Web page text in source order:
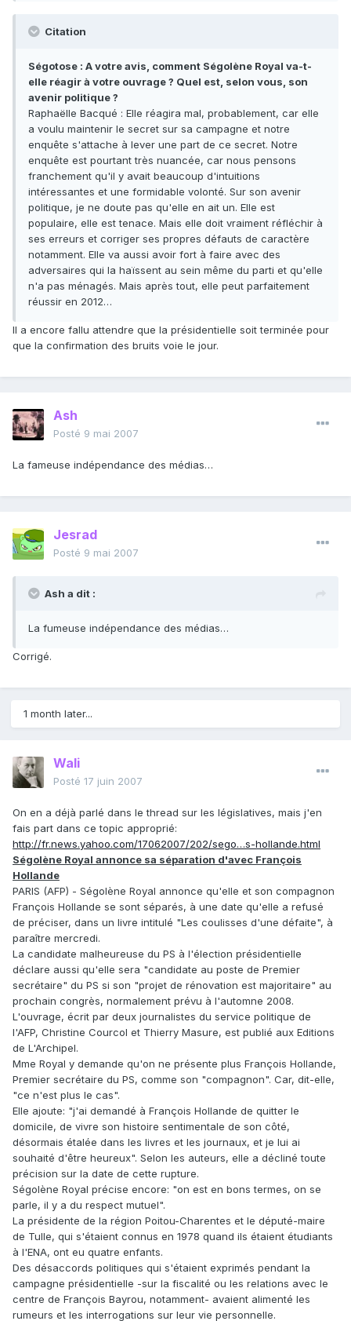
Citation
Ségotose : A votre avis, comment Ségolène Royal va-t-
elle réagir à votre ouvrage ? Quel est, selon vous, son
avenir politique ?
Raphaëlle Bacqué : Elle réagira mal, probablement, car elle
a voulu maintenir le secret sur sa campagne et notre
enquête s'attache à lever une part de ce secret. Notre
enquête est pourtant très nuancée, car nous pensons
franchement qu'il y avait beaucoup d'intuitions
intéressantes et une formidable volonté. Sur son avenir
politique, je ne doute pas qu'elle en ait un. Elle est
populaire, elle est tenace. Mais elle doit vraiment réfléchir à
ses erreurs et corriger ses propres défauts de caractère
notamment. Elle va aussi avoir fort à faire avec des
adversaires qui la haïssent au sein même du parti et qu'elle
n'a pas ménagés. Mais après tout, elle peut parfaitement
réussir en 2012…
Il a encore fallu attendre que la présidentielle soit terminée pour
que la confirmation des bruits voie le jour.
Ash
Posté 9 mai 2007
La fameuse indépendance des médias…
Jesrad
Posté 9 mai 2007
Ash a dit :
La fumeuse indépendance des médias…
Corrigé.
1 month later...
Wali
Posté 17 juin 2007
On en a déjà parlé dans le thread sur les législatives, mais j'en
fais part dans ce topic approprié:
http://fr.news.yahoo.com/17062007/202/sego…s-hollande.html
Ségolène Royal annonce sa séparation d'avec François
Hollande
PARIS (AFP) - Ségolène Royal annonce qu'elle et son compagnon
François Hollande se sont séparés, à une date qu'elle a refusé
de préciser, dans un livre intitulé "Les coulisses d'une défaite", à
paraître mercredi.
La candidate malheureuse du PS à l'élection présidentielle
déclare aussi qu'elle sera "candidate au poste de Premier
secrétaire" du PS si son "projet de rénovation est majoritaire" au
prochain congrès, normalement prévu à l'automne 2008.
L'ouvrage, écrit par deux journalistes du service politique de
l'AFP, Christine Courcol et Thierry Masure, est publié aux Editions
de L'Archipel.
Mme Royal y demande qu'on ne présente plus François Hollande,
Premier secrétaire du PS, comme son "compagnon". Car, dit-elle,
"ce n'est plus le cas".
Elle ajoute: "j'ai demandé à François Hollande de quitter le
domicile, de vivre son histoire sentimentale de son côté,
désormais étalée dans les livres et les journaux, et je lui ai
souhaité d'être heureux". Selon les auteurs, elle a décliné toute
précision sur la date de cette rupture.
Ségolène Royal précise encore: "on est en bons termes, on se
parle, il y a du respect mutuel".
La présidente de la région Poitou-Charentes et le député-maire
de Tulle, qui s'étaient connus en 1978 quand ils étaient étudiants
à l'ENA, ont eu quatre enfants.
Des désaccords politiques qui s'étaient exprimés pendant la
campagne présidentielle -sur la fiscalité ou les relations avec le
centre de François Bayrou, notamment- avaient alimenté les
rumeurs et les interrogations sur leur vie personnelle.